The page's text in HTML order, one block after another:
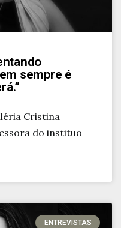
sempre é
Cristina
do instituo
ENTREVISTAS